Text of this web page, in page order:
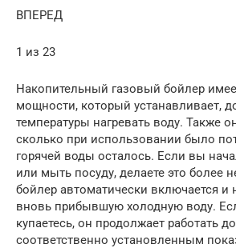
ВПЕРЕД
1 из 23
Накопительный газовый бойлер
мощности, который устанавливает,
температуры нагревать воду. Также
сколько при использовании было
горячей воды осталось. Если вы
или мыть посуду, делаете это более
бойлер автоматически включается и
вновь прибывшую холодную воду.
купаетесь, он продолжает работать
соответственно установленным